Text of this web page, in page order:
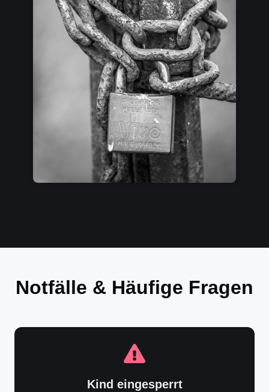
Notfälle & Häufige Fragen
Kind eingesperrt